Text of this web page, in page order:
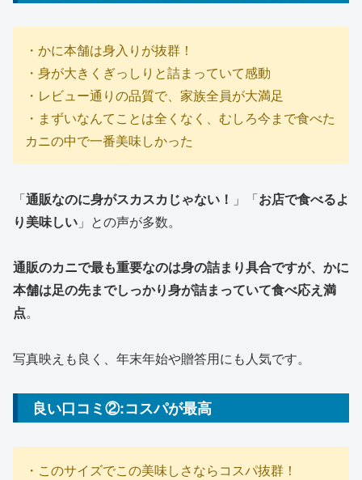
・かに本舗は身入りが抜群！
・身が大きくぎっしりと詰まっていて感動
・レビュー通りの品質で、家族全員が大満足
・まずいなんてことは全くなく、むしろ今まで食べた
カニの中で一番美味しかった
「通販なのに身がスカスカじゃない！ 」「お店で食べるよ
り美味しい 」との声が多数。
通販のカニで最も重要なのは身の詰まり具合ですが、かに
本舗は足の先までしっかり身が詰まっていて食べ応え満
点。
写真映えも良く、年末年始や贈答用にも人気です。
良い口コミ②:コスパが最高
・このサイズでこの美味しさならコスパ抜群！